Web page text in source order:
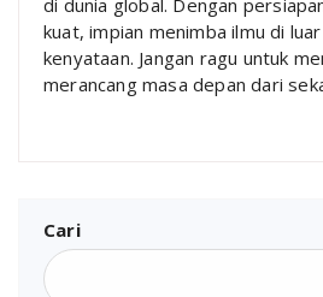
kuat, impian menimba ilmu di
kenyataan. Jangan ragu untuk
merancang masa depan dari
Cari